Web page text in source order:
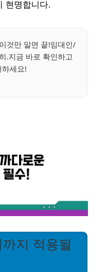
현명합니다.
것만 알면 끝!임대인/
.지금 바로 확인하고
세요!
지 적용될